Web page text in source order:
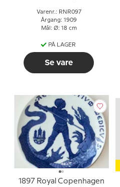
Varenr.: RNR097
Årgang: 1909
Mål: Ø: 18 cm
PÅ LAGER
Se vare
1897 Royal Copenhagen